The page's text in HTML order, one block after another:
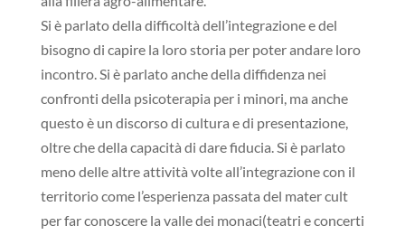
Si è parlato della difficoltà dell’integrazione e del
bisogno di capire la loro storia per poter andare loro
incontro. Si è parlato anche della diffidenza nei
confronti della psicoterapia per i minori, ma anche
questo è un discorso di cultura e di presentazione,
oltre che della capacità di dare fiducia. Si è parlato
meno delle altre attività volte all’integrazione con il
territorio come l’esperienza passata del mater cult
per far conoscere la valle dei monaci(teatri e concerti